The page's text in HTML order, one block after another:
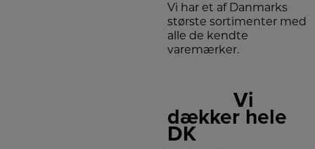
Vi har et af Danmarks
største sortimenter med
alle de kendte
varemærker.
Vi
dækker hele
DK